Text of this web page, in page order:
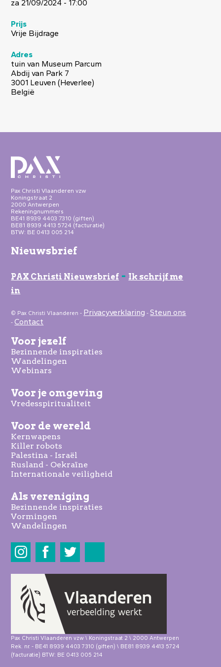
za 21/09/2024 - 17:00
Prijs
Vrije Bijdrage
Adres
tuin van Museum Parcum
Abdij van Park 7
3001 Leuven (Heverlee)
België
Pax Christi Vlaanderen vzw
Koningstraat 2
2000 Antwerpen
Rekeningnummers
BE41 8939 4403 7310 (giften)
BE81 8939 4413 5724 (facturatie)
BTW: BE 0413 005 214
Nieuwsbrief
PAX Christi Nieuwsbrief - Ik schrijf me
in
© Pax Christi Vlaanderen - Privacyverklaring -Steun ons
-Contact
Voor jezelf
Bezinnende inspiraties
Wandelingen
Webinars
Voor je omgeving
Vredesspiritualiteit
Voor de wereld
Kernwapens
Killer robots
Palestina - Israël
Rusland - Oekraïne
Internationale veiligheid
Als vereniging
Bezinnende inspiraties
Vormingen
Wandelingen
Share
Pax Christi Vlaanderen vzw \ Koningstraat 2 \ 2000 Antwerpen
Rek. nr. - BE41 8939 4403 7310 (giften) \ BE81 8939 4413 5724
(facturatie) BTW: BE 0413 005 214